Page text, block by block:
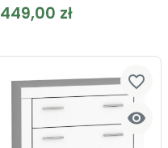
449,00 zł

favorite_border